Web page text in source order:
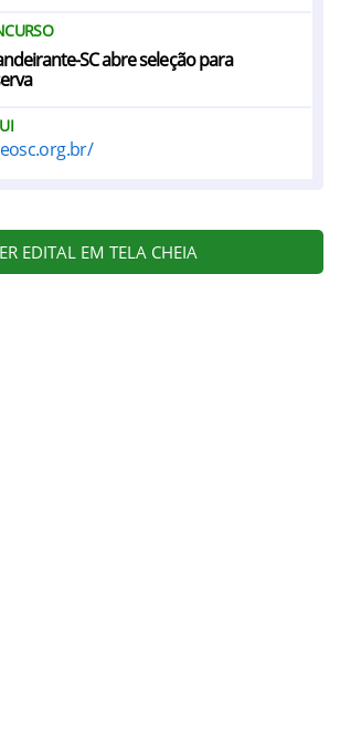
SC abre seleção para
EDITAL EM TELA CHEIA